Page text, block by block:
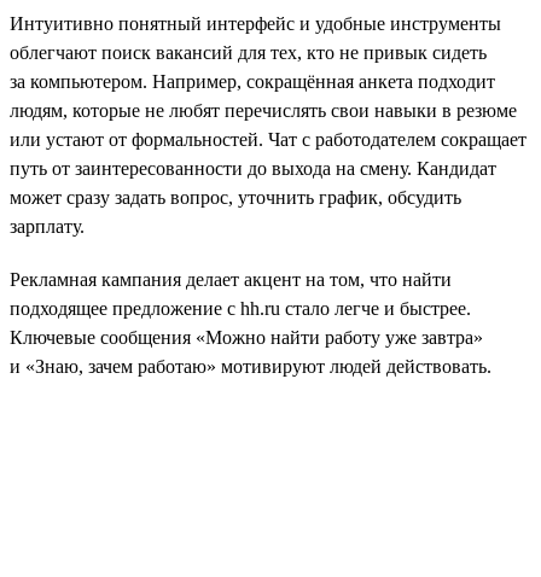
Интуитивно понятный интерфейс и удобные инструменты
облегчают поиск вакансий для тех, кто не привык сидеть
за компьютером. Например, сокращённая анкета подходит
людям, которые не любят перечислять свои навыки в резюме
или устают от формальностей. Чат с работодателем сокращает
путь от заинтересованности до выхода на смену. Кандидат
может сразу задать вопрос, уточнить график, обсудить
зарплату.
Рекламная кампания делает акцент на том, что найти
подходящее предложение с hh.ru стало легче и быстрее.
Ключевые сообщения «Можно найти работу уже завтра»
и «Знаю, зачем работаю» мотивируют людей действовать.